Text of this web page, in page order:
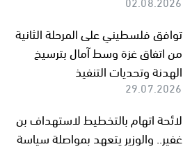
توافق فلسطيني على المرحلة الثانية
من اتفاق غزة وسط آمال بترسيخ
الهدنة وتحديات التنفيذ
29.07.2026
لائحة اتهام بالتخطيط لاستهداف بن
غفير.. والوزير يتعهد بمواصلة سياسة